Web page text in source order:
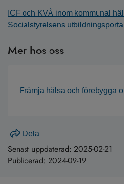
ICF och KVÅ inom kommunal
Socialstyrelsens utbildningsportal
Mer hos oss
Främja hälsa och förebygga
Dela
Senast uppdaterad: 2025-02-21
Publicerad: 2024-09-19